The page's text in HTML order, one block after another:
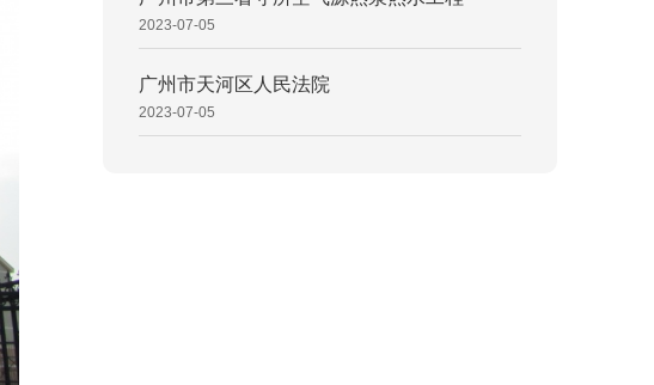
2023-07-05
广州市天河区人民法院
2023-07-05